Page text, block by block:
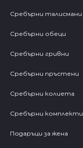
Сребърни талисмани
Сребърни обеци
Сребърни гривни
Сребърни пръстени
Сребърни колиета
Сребърни комплекти
Подаръци за жена